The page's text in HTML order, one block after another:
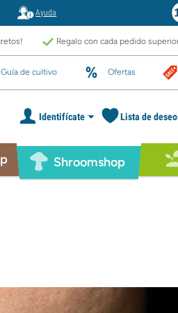
Ayuda
Regalo con cada pedido
Guía de cultivo Ofertas
Identifícate Lista de
Shroomshop